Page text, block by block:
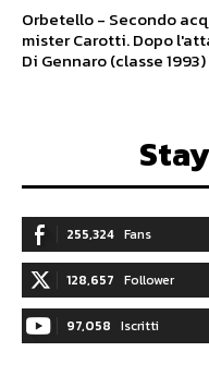
Orbetello - Secondo
mister Carotti. Dopo
Di Gennaro (classe
255,324 Fans
128,657 Follower
97,058 Iscritti